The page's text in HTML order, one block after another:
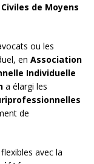
de Moyens
ou les
en Association
Individuelle
a élargi les
de
avec la